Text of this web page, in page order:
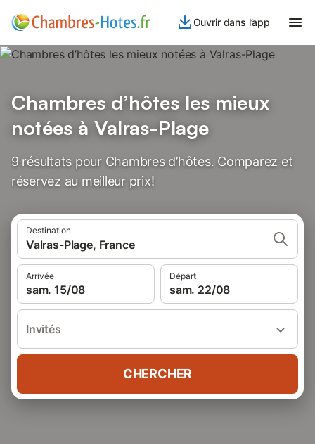
Ouvrir dans l’app
Chambres d’hôtes les mieux
notées à Valras-Plage
9 résultats pour Chambres d’hôtes. Comparez et
réservez au meilleur prix!
Destination
Valras-Plage, France
Arrivée
sam. 15/08
Départ
sam. 22/08
Invités
CHERCHER